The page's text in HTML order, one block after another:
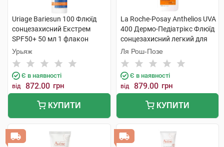
Uriage Bariesun 100 Флюїд
сонцезахисний Екстрем
SPF50+ 50 мл 1 флакон
Урьяж
Є в наявності
від 872.00 грн
КУПИТИ
La Roche-Posay Anthelios UVA
400 Дермо-Педіатрікс Флюїд
сонцезахисний легкий для
чутливої шкіри дітей SPF50+
50 мл 1 флакон
Ля Рош-Позе
Є в наявності
від 879.00 грн
КУПИТИ